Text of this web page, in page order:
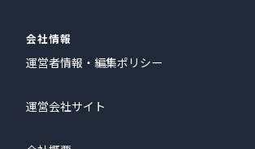
会社情報
運営者情報・編集ポリシー
運営会社サイト